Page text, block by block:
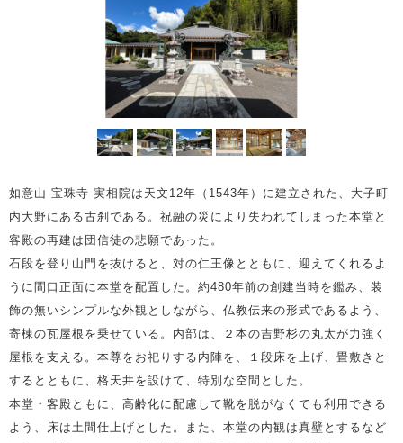
如意山 宝珠寺 実相院は天文12年（1543年）に建立された、大子町
内大野にある古刹である。祝融の災により失われてしまった本堂と
客殿の再建は団信徒の悲願であった。
石段を登り山門を抜けると、対の仁王像とともに、迎えてくれるよ
うに間口正面に本堂を配置した。約480年前の創建当時を鑑み、装
飾の無いシンプルな外観としながら、仏教伝来の形式であるよう、
寄棟の瓦屋根を乗せている。内部は、２本の吉野杉の丸太が力強く
屋根を支える。本尊をお祀りする内陣を、１段床を上げ、畳敷きと
するとともに、格天井を設けて、特別な空間とした。
本堂・客殿ともに、高齢化に配慮して靴を脱がなくても利用できる
よう、床は土間仕上げとした。また、本堂の内観は真壁とするなど